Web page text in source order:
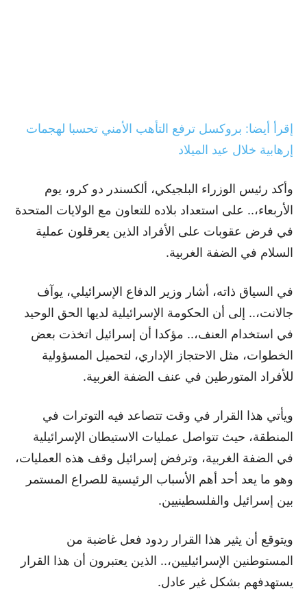
إقرأ أيضا: بروكسل ترفع التأهب الأمني تحسبا لهجمات
إرهابية خلال عيد الميلاد
وأكد رئيس الوزراء البلجيكي، ألكسندر دو كرو، يوم
الأربعاء،.. على استعداد بلاده للتعاون مع الولايات المتحدة
في فرض عقوبات على الأفراد الذين يعرقلون عملية
السلام في الضفة الغربية.
في السياق ذاته، أشار وزير الدفاع الإسرائيلي، يوآف
جالانت،.. إلى أن الحكومة الإسرائيلية لديها الحق الوحيد
في استخدام العنف،.. مؤكدا أن إسرائيل اتخذت بعض
الخطوات، مثل الاحتجاز الإداري، لتحميل المسؤولية
للأفراد المتورطين في عنف الضفة الغربية.
ويأتي هذا القرار في وقت تتصاعد فيه التوترات في
المنطقة، حيث تتواصل عمليات الاستيطان الإسرائيلية
في الضفة الغربية، وترفض إسرائيل وقف هذه العمليات،
وهو ما يعد أحد أهم الأسباب الرئيسية للصراع المستمر
بين إسرائيل والفلسطينيين.
ويتوقع أن يثير هذا القرار ردود فعل غاضبة من
المستوطنين الإسرائيليين،.. الذين يعتبرون أن هذا القرار
يستهدفهم بشكل غير عادل.